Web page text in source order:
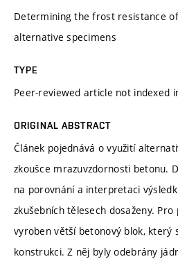
Determining the frost resistance
alternative specimens
TYPE
Peer-reviewed article not indexed
ORIGINAL ABSTRACT
Článek pojednává o využití
zkoušce mrazuvzdornosti betonu.
na porovnání a interpretaci
zkušebních tělesech dosaženy.
vyroben větší betonový blok, který
konstrukci. Z něj byly odebrány